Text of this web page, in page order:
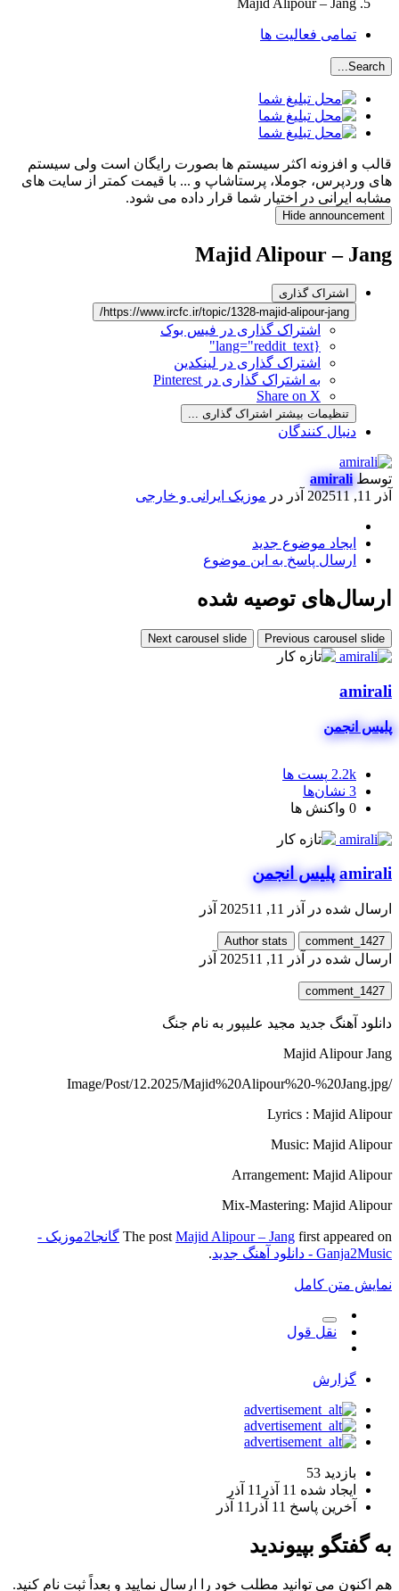
تمامی فعالیت ها
Search...
قالب و افزونه اکثر سیستم ها بصورت رایگان است ولی سیستم
های وردپرس، جوملا، پرستاشاپ و ... با قیمت کمتر از سایت های
مشابه ایرانی در اختیار شما قرار داده می شود.
Hide announcement
Majid Alipour – Jang
اشتراک گذاری
https://www.ircfc.ir/topic/1328-majid-alipour-jang/
اشتراک گذاری در فیس بوک
{lang="reddit_text"
اشتراک گذاری در لینکدین
به اشتراک گذاری در Pinterest
Share on X
تنظیمات بیشتر اشتراک گذاری ...
دنبال کنندگان
توسطamirali
آذر 11, 2025
11 آذر در موزیک ایرانی و خارجی
ایجاد موضوع جدید
ارسال پاسخ به این موضوع
ارسال‌های توصیه شده
Previous carousel slide
Next carousel slide
amirali
پلیس انجمن
2.2k پست ها
3 نشان‌ها
0 واکنش ها
amirali پلیس انجمن
ارسال شده در آذر 11, 2025 11 آذر
comment_1427
Author stats
ارسال شده در آذر 11, 2025 11 آذر
comment_1427
دانلود آهنگ جدید مجید علیپور به نام جنگ
Majid Alipour Jang
/Image/Post/12.2025/Majid%20Alipour%20-%20Jang.jpg
Lyrics : Majid Alipour
Music: Majid Alipour
Arrangement: Majid Alipour
Mix-Mastering: Majid Alipour
The post Majid Alipour – Jang first appeared on
گانجا2موزیک -
Ganja2Music - دانلود آهنگ جدید
.
نمایش متن کامل
نقل قول
گزارش
بازدید 53
ایجاد شده 11 آذر
11 آذر
آخرین پاسخ 11 آذر 11 آذر
به گفتگو بپیوندید
هم اکنون می توانید مطلب خود را ارسال نمایید و بعداً ثبت نام کنید.